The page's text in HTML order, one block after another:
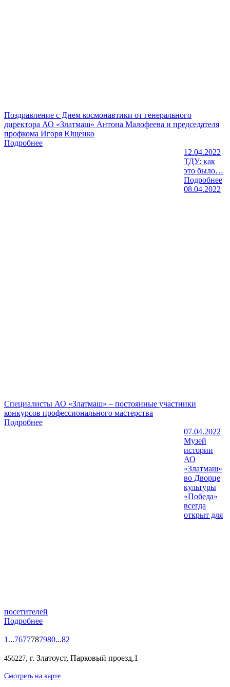
Поздравление с Днем космонавтики от генерального
директора АО «Златмаш» Антона Малофеева и председателя
профкома Игоря Ющенко
Подробнее
12.04.2022
ТДУ: как
это было…
Подробнее
08.04.2022
Специалисты АО «Златмаш» – постоянные участники
конкурсов профессионального мастерства
Подробнее
07.04.2022
Музей
истории
АО
«Златмаш»
во Дворце
культуры
«Победа»
всегда
открыт для
посетителей
Подробнее
1 ...7677787980...82
456227, г. Златоуст, Парковый проезд,1
Смотреть на карте